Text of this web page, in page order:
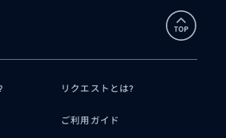
リクエストとは?
ご利用ガイド